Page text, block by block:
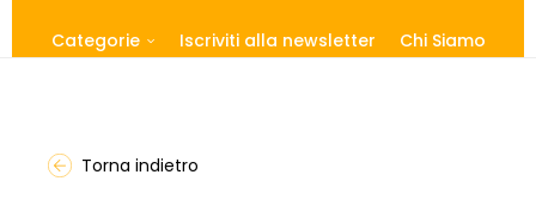
Categorie Iscriviti alla newsletter Chi Siamo
Torna indietro